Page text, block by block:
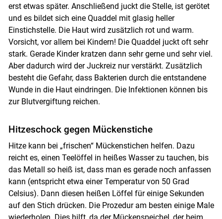
erst etwas später. Anschließend juckt die Stelle, ist gerötet
und es bildet sich eine Quaddel mit glasig heller
Einstichstelle. Die Haut wird zusätzlich rot und warm.
Vorsicht, vor allem bei Kindern! Die Quaddel juckt oft sehr
stark. Gerade Kinder kratzen dann sehr gerne und sehr viel.
Aber dadurch wird der Juckreiz nur verstärkt. Zusätzlich
besteht die Gefahr, dass Bakterien durch die entstandene
Wunde in die Haut eindringen. Die Infektionen können bis
zur Blutvergiftung reichen.
Hitzeschock gegen Mückenstiche
Hitze kann bei „frischen“ Mückenstichen helfen. Dazu
reicht es, einen Teelöffel in heißes Wasser zu tauchen, bis
das Metall so heiß ist, dass man es gerade noch anfassen
kann (entspricht etwa einer Temperatur von 50 Grad
Celsius). Dann diesen heißen Löffel für einige Sekunden
auf den Stich drücken. Die Prozedur am besten einige Male